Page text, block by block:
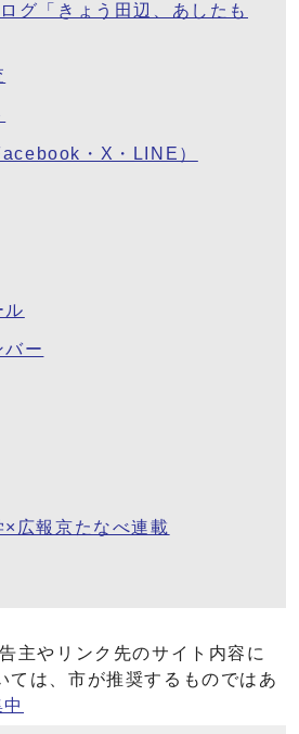
グ「きょう田辺、あしたも
・X・LINE）
ル
バー
×広報京たなべ連載
主やリンク先のサイト内容に
ては、市が推奨するものではあ